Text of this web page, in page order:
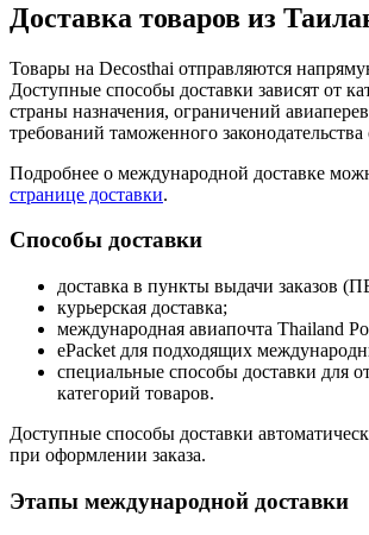
Доставка товаров из
Товары на Decosthai отправляются
Доступные способы доставки зависят от
страны назначения, ограничений
требований таможенного
Подробнее о международной доставке
странице доставки.
Способы доставки
доставка в пункты выдачи заказов
курьерская доставка;
международная авиапочта Thailand
ePacket для подходящих
специальные способы доставки для
категорий товаров.
Доступные способы доставки
при оформлении заказа.
Этапы международной доставки